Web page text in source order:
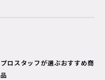
プロスタッフが選ぶおすすめ商
品